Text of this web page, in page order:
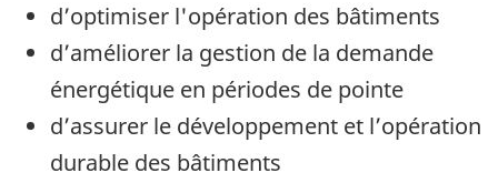
d’optimiser l'opération des bâtiments
d’améliorer la gestion de la demande
énergétique en périodes de pointe
d’assurer le développement et l’opération
durable des bâtiments